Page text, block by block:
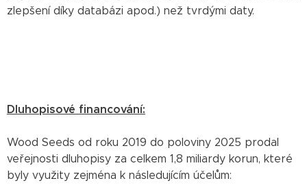
zlepšení díky databázi apod.) než tvrdými daty.
Dluhopisové financování:
Wood Seeds od roku 2019 do poloviny 2025 prodal
veřejnosti dluhopisy za celkem 1,8 miliardy korun, které
byly využity zejména k následujícím účelům: